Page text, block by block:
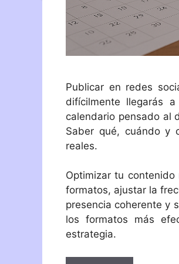
Publicar en redes
difícilmente llegarás
calendario pensado al
Saber qué, cuándo y
reales.
Optimizar tu
formatos, ajustar la
presencia coherente y
los formatos más
estrategia.